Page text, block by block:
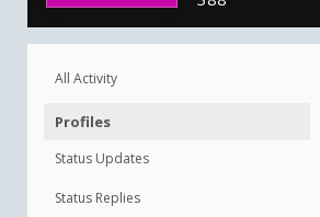
All Activity
Profiles
Status Updates
Status Replies